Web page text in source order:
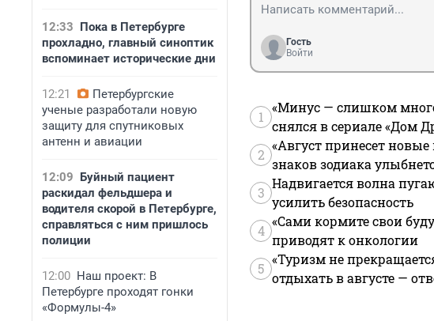
12:33 Пока в Петербурге
прохладно, главный синоптик
вспоминает исторические дни
12:21
Петербургские
ученые разработали новую
защиту для спутниковых
антенн и авиации
12:09 Буйный пациент
раскидал фельдшера и
водителя скорой в Петербурге,
справляться с ним пришлось
полиции
12:00 Наш проект: В
Петербурге проходят гонки
«Формулы-4»
Гость
Войти
1
«Минус — слишком
снялся в сериале «Дом
2
«Август принесет
знаков зодиака
3
Надвигается волна
усилить безопасность
4
«Сами кормите свои
приводят к онкологии
5
«Туризм не
отдыхать в августе —